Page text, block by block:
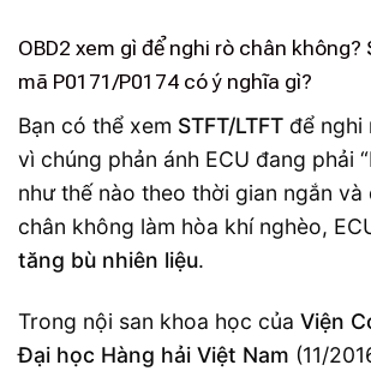
OBD2 xem gì để nghi rò chân không?
mã P0171/P0174 có ý nghĩa gì?
Bạn có thể xem STFT/LTFT để nghi
vì chúng phản ánh ECU đang phải
như thế nào theo thời gian ngắn và
chân không làm hòa khí nghèo,
tăng bù nhiên liệu.
Trong nội san khoa học của Viện
Đại học Hàng hải Việt Nam (11/